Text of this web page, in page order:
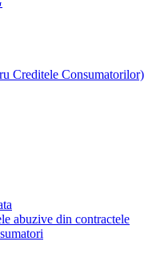
Creditele Consumatorilor)
abuzive din contractele